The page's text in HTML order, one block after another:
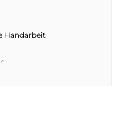
Handarbeit